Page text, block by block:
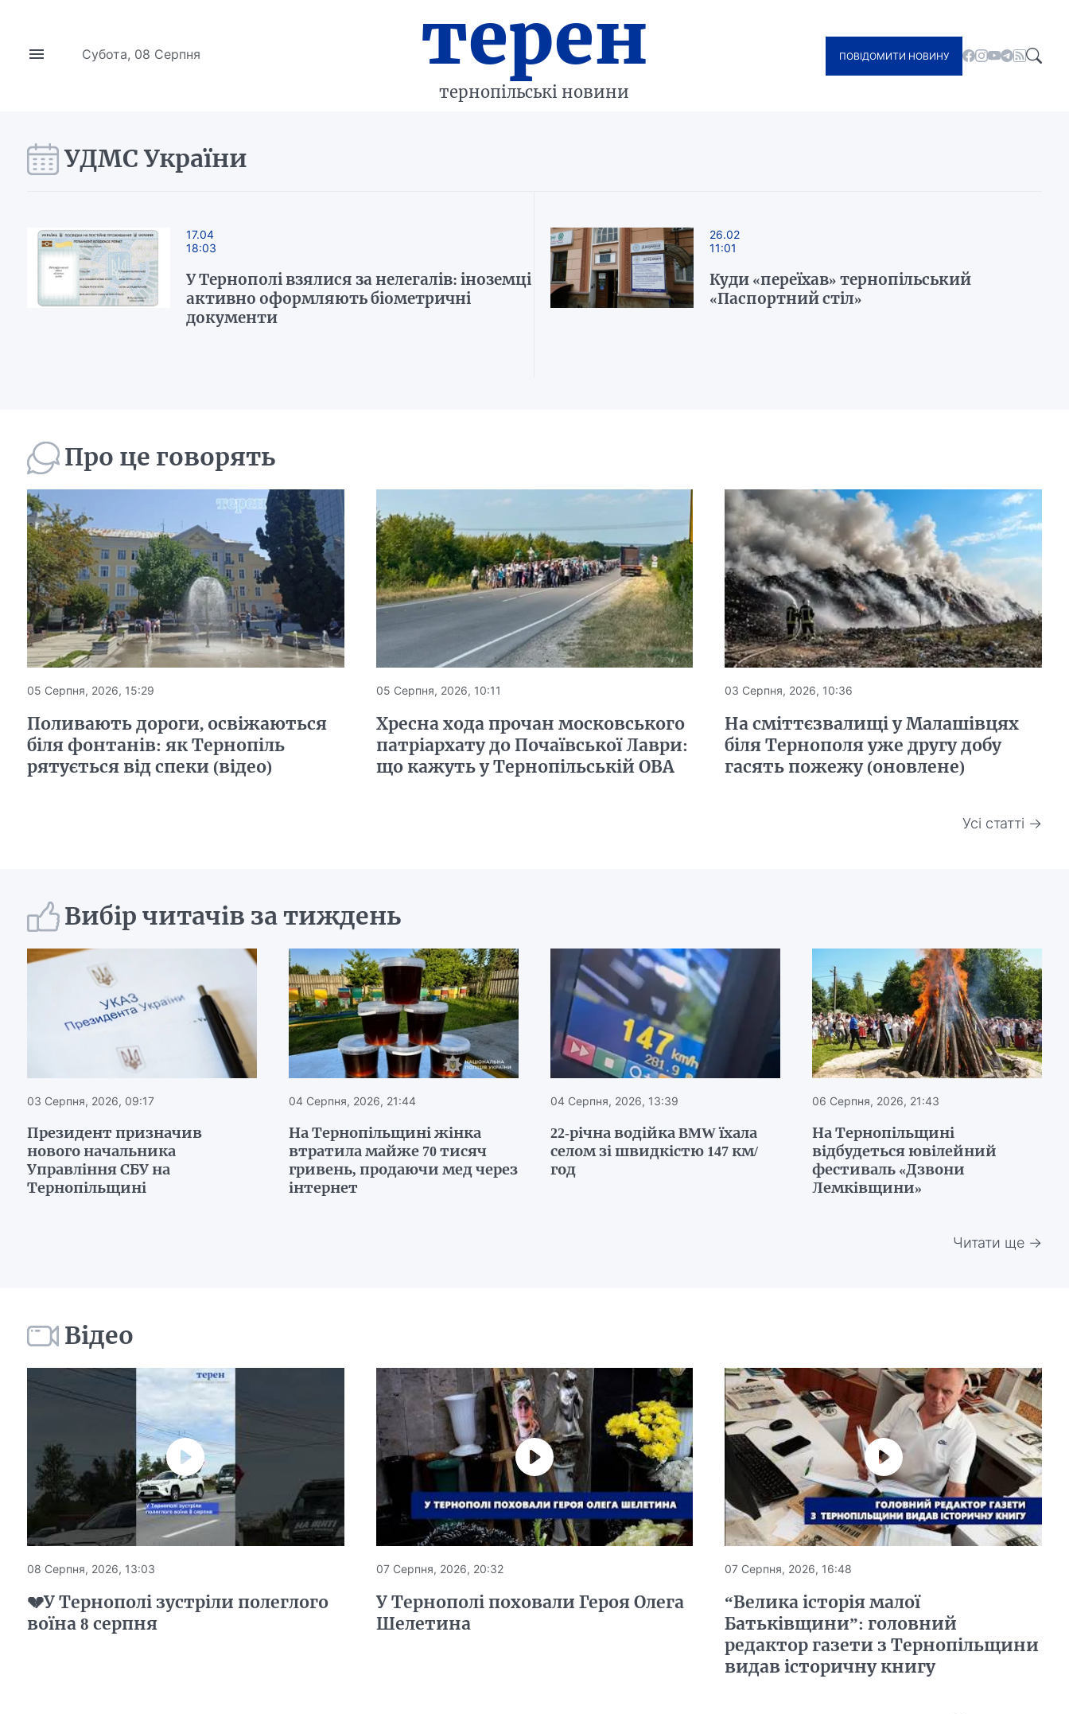
Субота, 08 Серпня терен
тернопільські новини
ПОВІДОМИТИ НОВИНУ
УДМС України
17.04
18:03
У Тернополі взялися за нелегалів: іноземці
активно оформляють біометричні
документи
26.02
11:01
Куди «переїхав» тернопільський
«Паспортний стіл»
Про це говорять
05 Серпня, 2026, 15:29
Поливають дороги, освіжаються
біля фонтанів: як Тернопіль
рятується від спеки (відео)
05 Серпня, 2026, 10:11
Хресна хода прочан московського
патріархату до Почаївської Лаври:
що кажуть у Тернопільській ОВА
03 Серпня, 2026, 10:36
На сміттєзвалищі у Малашівцях
біля Тернополя уже другу добу
гасять пожежу (оновлене)
Усі статті →
Вибір читачів за тиждень
03 Серпня, 2026, 09:17
Президент призначив
нового начальника
Управління СБУ на
Тернопільщині
04 Серпня, 2026, 21:44
На Тернопільщині жінка
втратила майже 70 тисяч
гривень, продаючи мед через
інтернет
04 Серпня, 2026, 13:39
22-річна водійка BMW їхала
селом зі швидкістю 147 км/
год
06 Серпня, 2026, 21:43
На Тернопільщині
відбудеться ювілейний
фестиваль «Дзвони
Лемківщини»
Читати ще →
Відео
08 Серпня, 2026, 13:03
💔У Тернополі зустріли полеглого
воїна 8 серпня
07 Серпня, 2026, 20:32
У Тернополі поховали Героя Олега
Шелетина
07 Серпня, 2026, 16:48
“Велика історія малої
Батьківщини”: головний
редактор газети з Тернопільщини
видав історичну книгу